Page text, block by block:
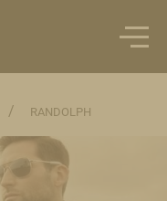
/ RANDOLPH